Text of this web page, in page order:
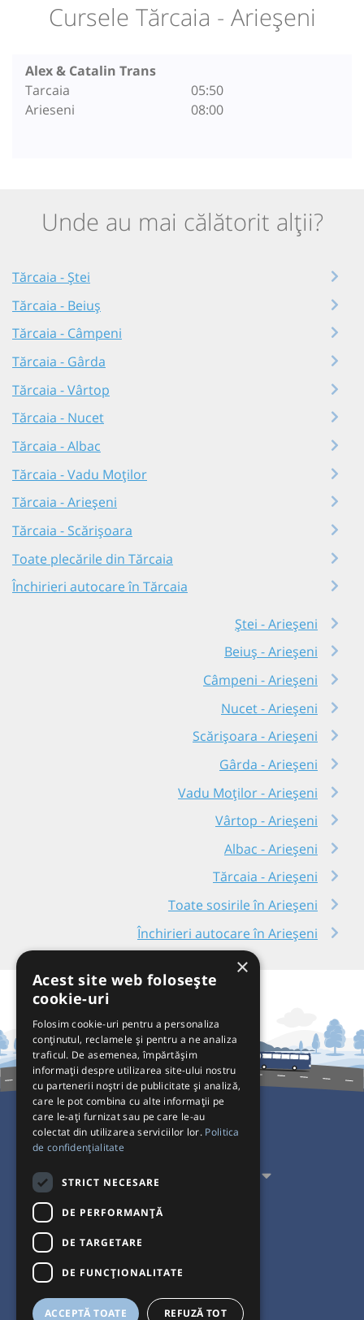
Cursele Tărcaia - Arieșeni
Alex & Catalin Trans
Tarcaia
Arieseni
05:50
08:00
Unde au mai călătorit alții?
Tărcaia - Ștei
Tărcaia - Beiuș
Tărcaia - Câmpeni
Tărcaia - Gârda
Tărcaia - Vârtop
Tărcaia - Nucet
Tărcaia - Albac
Tărcaia - Vadu Moților
Tărcaia - Arieșeni
Tărcaia - Scărișoara
Toate plecările din Tărcaia
Închirieri autocare în Tărcaia
Ștei - Arieșeni
Beiuș - Arieșeni
Câmpeni - Arieșeni
Nucet - Arieșeni
Scărișoara - Arieșeni
Gârda - Arieșeni
Vadu Moților - Arieșeni
Vârtop - Arieșeni
Albac - Arieșeni
Tărcaia - Arieșeni
Toate sosirile în Arieșeni
Închirieri autocare în Arieșeni
Pentru Călători
Pentru Transportatori
Interacționăm
Acceptăm plăți cu
×
Acest site web folosește
cookie-uri
Folosim cookie-uri pentru a personaliza
conținutul, reclamele și pentru a ne analiza
traficul. De asemenea, împărtășim
informații despre utilizarea site-ului nostru
cu partenerii noștri de publicitate și analiză,
care le pot combina cu alte informații pe
care le-ați furnizat sau pe care le-au
colectat din utilizarea serviciilor lor. Politica
de confidențialitate
STRICT NECESARE
DE PERFORMANȚĂ
DE TARGETARE
DE FUNCŢIONALITATE
ACCEPTĂ TOATE REFUZĂ TOT